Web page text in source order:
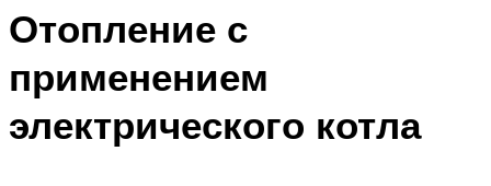
Отопление с
применением
электрического котла